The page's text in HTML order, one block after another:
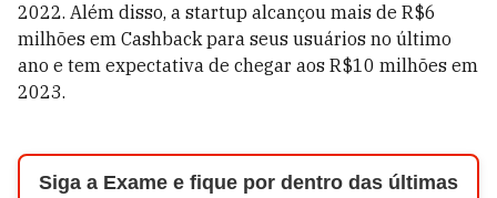
2022. Além disso, a startup alcançou mais de R$6
milhões em Cashback para seus usuários no último
ano e tem expectativa de chegar aos R$10 milhões em
2023.
Siga a Exame e fique por dentro das últimas